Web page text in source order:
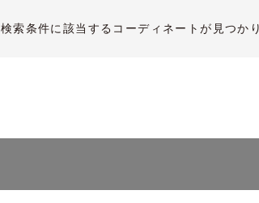
検索条件に該当するコーディネートが見つか